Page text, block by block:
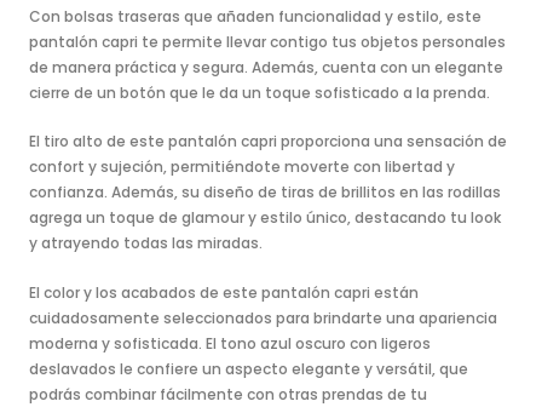
Con bolsas traseras que añaden funcionalidad y estilo, este
pantalón capri te permite llevar contigo tus objetos personales
de manera práctica y segura. Además, cuenta con un elegante
cierre de un botón que le da un toque sofisticado a la prenda.
El tiro alto de este pantalón capri proporciona una sensación de
confort y sujeción, permitiéndote moverte con libertad y
confianza. Además, su diseño de tiras de brillitos en las rodillas
agrega un toque de glamour y estilo único, destacando tu look
y atrayendo todas las miradas.
El color y los acabados de este pantalón capri están
cuidadosamente seleccionados para brindarte una apariencia
moderna y sofisticada. El tono azul oscuro con ligeros
deslavados le confiere un aspecto elegante y versátil, que
podrás combinar fácilmente con otras prendas de tu